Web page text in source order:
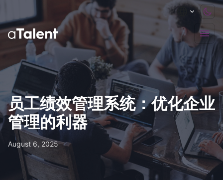
员工绩效管理系统：优化企业
管理的利器
August 6, 2025